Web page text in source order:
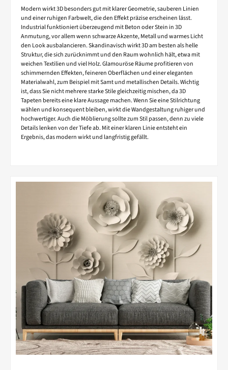
Modern wirkt 3D besonders gut mit klarer Geometrie, sauberen Linien
und einer ruhigen Farbwelt, die den Effekt präzise erscheinen lässt.
Industrial funktioniert überzeugend mit Beton oder Stein in 3D
Anmutung, vor allem wenn schwarze Akzente, Metall und warmes Licht
den Look ausbalancieren. Skandinavisch wirkt 3D am besten als helle
Struktur, die sich zurücknimmt und den Raum wohnlich hält, etwa mit
weichen Textilien und viel Holz. Glamouröse Räume profitieren von
schimmernden Effekten, feineren Oberflächen und einer eleganten
Materialwahl, zum Beispiel mit Samt und metallischen Details. Wichtig
ist, dass Sie nicht mehrere starke Stile gleichzeitig mischen, da 3D
Tapeten bereits eine klare Aussage machen. Wenn Sie eine Stilrichtung
wählen und konsequent bleiben, wirkt die Wandgestaltung ruhiger und
hochwertiger. Auch die Möblierung sollte zum Stil passen, denn zu viele
Details lenken von der Tiefe ab. Mit einer klaren Linie entsteht ein
Ergebnis, das modern wirkt und langfristig gefällt.